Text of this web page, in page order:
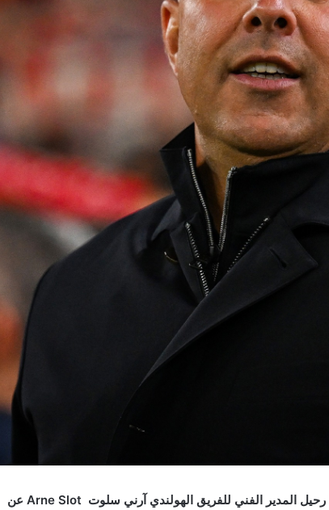
Liverpool FC رسميًا رحيل المدير الفني للفريق الهولندي آرني سلوت Arne Slot عن